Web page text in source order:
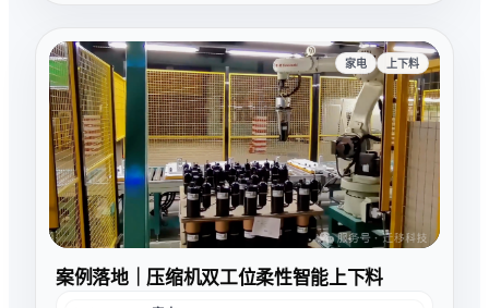
家电 上下料
案例落地｜压缩机双工位柔性智能上下料